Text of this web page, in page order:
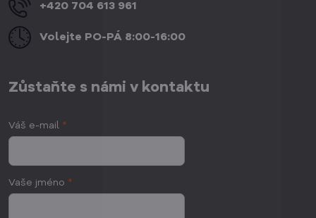
+420 704 613 961
Volejte PO-PÁ 8:00-16:00
Zůstaňte s námi v kontaktu
Váš e-mail *
Vaše jméno *